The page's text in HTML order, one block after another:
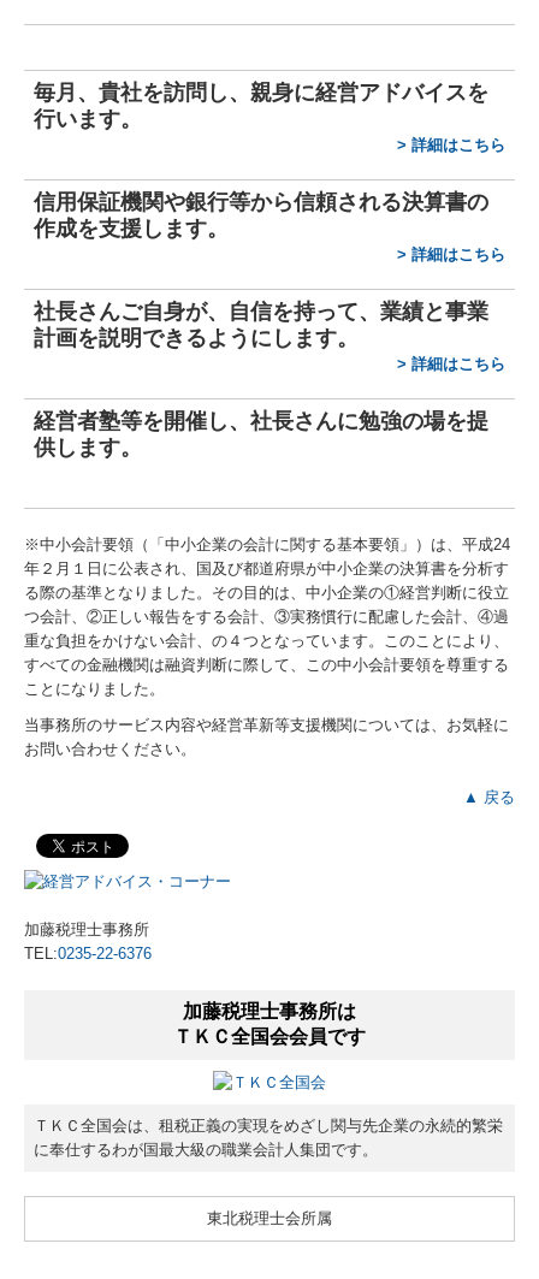
加藤税理士事務所
TEL:0235-22-6376
加藤税理士事務所は
ＴＫＣ全国会会員です
ＴＫＣ全国会は、租税正義の実現をめざし関与先企業の永続的繁栄
に奉仕するわが国最大級の職業会計人集団です。
東北税理士会所属
毎月、貴社を訪問し、親身に経営アドバイスを
行います。
> 詳細はこちら
信用保証機関や銀行等から信頼される決算書の
作成を支援します。
> 詳細はこちら
社長さんご自身が、自信を持って、業績と事業
計画を説明できるようにします。
> 詳細はこちら
経営者塾等を開催 し、 社長さんに勉強の場を提
供します。
※中小会計要領（「中小企業の会計に関する基本要領」）は、平成24
年２月１日に公表され、国及び都道府県が中小企業の決算書を分析す
る際の基準となりました。その目的は、中小企業の①経営判断に役立
つ会計、②正しい報告をする会計、③実務慣行に配慮した会計、④過
重な負担をかけない会計、の４つとなっています。このことにより、
すべての金融機関は融資判断に際して、この中小会計要領を尊重する
ことになりました。
当事務所のサービス内容や経営革新等支援機関については、お気軽に
お問い合わせください。
▲ 戻る